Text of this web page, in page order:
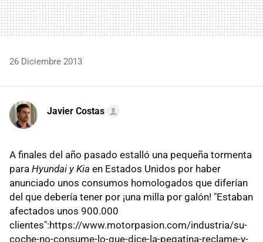
26 Diciembre 2013
Javier Costas
A finales del año pasado estalló una pequeña tormenta
para Hyundai y Kia en Estados Unidos por haber
anunciado unos consumos homologados que diferían
del que debería tener por ¡una milla por galón! "Estaban
afectados unos 900.000
clientes":https://www.motorpasion.com/industria/su-
coche-no-consume-lo-que-dice-la-pegatina-reclame-y-